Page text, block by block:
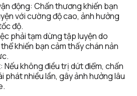
động: Chấn thương khiến bạn
với cường độ cao, ảnh hưởng
độ.
phải tạm dừng tập luyện do
khiến bạn cảm thấy chán nản
Nếu không điều trị dứt điểm, chấn
phát nhiều lần, gây ảnh hưởng lâu